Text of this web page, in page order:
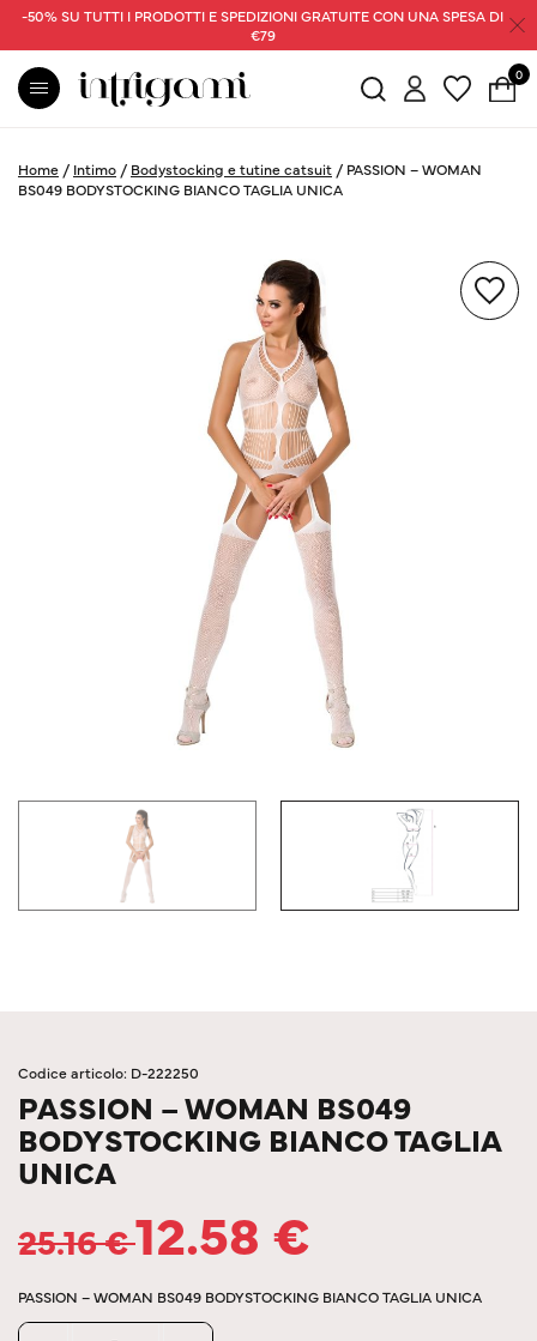
-50% SU TUTTI I PRODOTTI E SPEDIZIONI GRATUITE CON UNA SPESA DI
€79
0
Home / Intimo / Bodystocking e tutine catsuit / PASSION – WOMAN
BS049 BODYSTOCKING BIANCO TAGLIA UNICA
Codice articolo: D-222250
PASSION – WOMAN BS049
BODYSTOCKING BIANCO TAGLIA
UNICA
25.16€12.58 €
PASSION – WOMAN BS049 BODYSTOCKING BIANCO TAGLIA UNICA
Quantity